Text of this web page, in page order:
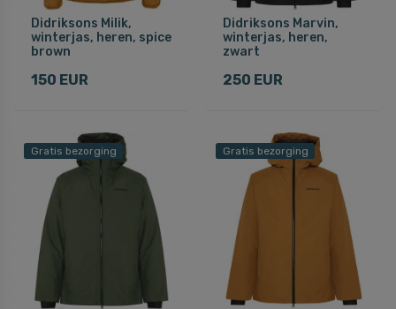
Didriksons Milik,
winterjas, heren, spice
brown
150 EUR
Didriksons Marvin,
winterjas, heren,
zwart
250 EUR
Gratis bezorging Gratis bezorging